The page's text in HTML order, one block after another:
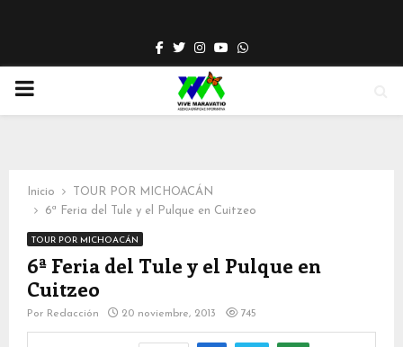
Facebook
TwitterInstagram
YoutubeWhatsapp
PRIMARY
Inicio
TOUR POR MICHOACÁN
6ª Feria del Tule y el Pulque en Cuitzeo
TOUR POR MICHOACÁN
6ª Feria del Tule y el Pulque en
Cuitzeo
Por Redacción 20 noviembre, 2013 745